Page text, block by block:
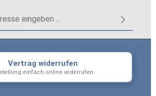
E-Mail-Adresse*
und dieAGBgelesen und
einverstanden.*
geben Sie die oben
Zeichen ein*
Vertrag widerrufen
einfach online widerrufen